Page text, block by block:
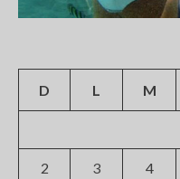
D L M
2 3 4